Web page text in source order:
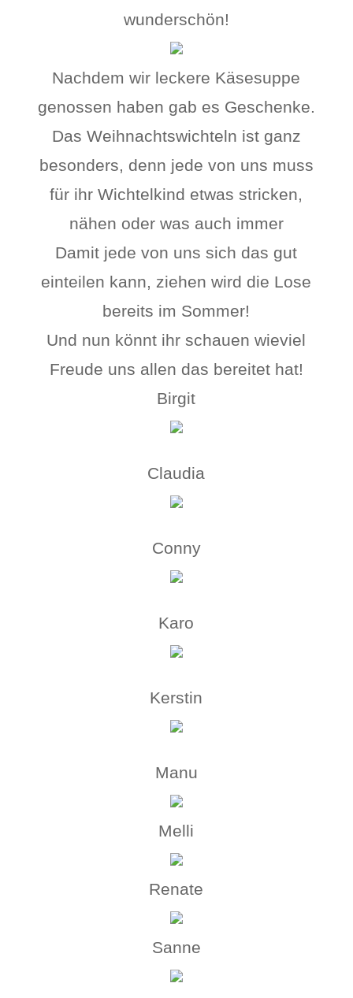
wunderschön!
Nachdem wir leckere Käsesuppe
genossen haben gab es Geschenke.
Das Weihnachtswichteln ist ganz
besonders, denn jede von uns muss
für ihr Wichtelkind etwas stricken,
nähen oder was auch immer
Damit jede von uns sich das gut
einteilen kann, ziehen wird die Lose
bereits im Sommer!
Und nun könnt ihr schauen wieviel
Freude uns allen das bereitet hat!
Birgit
Claudia
Conny
Karo
Kerstin
Manu
Melli
Renate
Sanne